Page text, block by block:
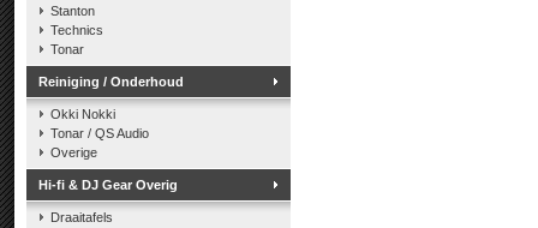
Stanton
Technics
Tonar
Reiniging / Onderhoud
Okki Nokki
Tonar / QS Audio
Overige
Hi-fi & DJ Gear Overig
Draaitafels